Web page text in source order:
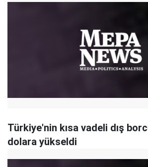
Türkiye'nin kısa vadeli dış
dolara yükseldi